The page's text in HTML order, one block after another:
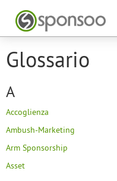
Glossario
A
Accoglienza
Ambush-Marketing
Arm Sponsorship
Asset